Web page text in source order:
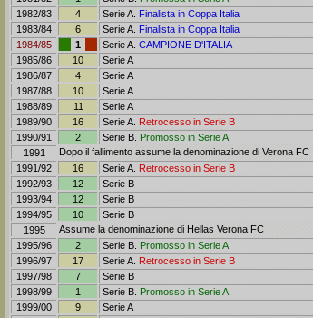
1982/83
4 Serie A. Finalista in Coppa Italia
1983/84
6 Serie A. Finalista in Coppa Italia
1984/85
1 Serie A. CAMPIONE D'ITALIA
1985/86
10
Serie A
1986/87
4
Serie A
1987/88
10
Serie A
1988/89
11
Serie A
1989/90
16 Serie A. Retrocesso in Serie B
1990/91
2 Serie B. Promosso in Serie A
1991
Dopo il fallimento assume la denominazione di Verona FC
1991/92
16 Serie A. Retrocesso in Serie B
1992/93
12
Serie B
1993/94
12
Serie B
1994/95
10
Serie B
1995
Assume la denominazione di Hellas Verona FC
1995/96
2 Serie B. Promosso in Serie A
1996/97
17 Serie A. Retrocesso in Serie B
1997/98
7
Serie B
1998/99
1 Serie B. Promosso in Serie A
1999/00
9
Serie A